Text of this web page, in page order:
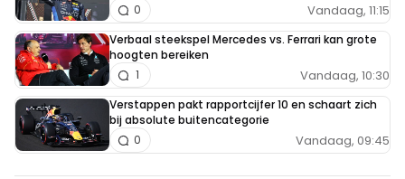
Wilard
11 maart 2024 14:12
Tja, als je als 17-jarige instapt met een record aantal
races tegenwoordig..... In de tijd van Schumacher - Alonso
waren er tussen de 16-19 races. Dan werd je snel oud
voordat je 100 stuks bereikte..... Dus zo verpletterend is
Vandaag, 11:15
0
Verbaal steekspel Mercedes vs. Ferrari kan grote
hoogten bereiken
Vandaag, 10:30
1
Verstappen pakt rapportcijfer 10 en schaart zich
bij absolute buitencategorie
Vandaag, 09:45
0